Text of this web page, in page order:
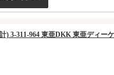
) 3-311-964 東亜DKK 東亜ディー